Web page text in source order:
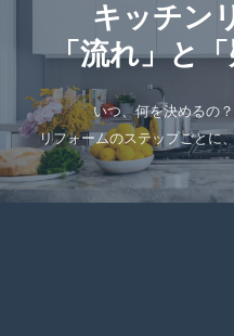
キッチン
「流れ」と「
いつ、何を決めるの
リフォームのステップごとに